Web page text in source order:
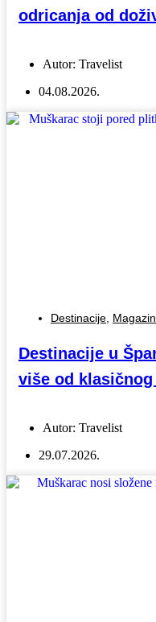
odricanja od
Autor: Travelist
04.08.2026.
Destinacije Magazin
Destinacije u
više od
Autor: Travelist
29.07.2026.